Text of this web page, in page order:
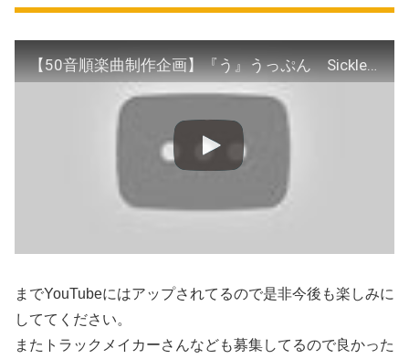
【50音順楽曲制作企画】『う』うっぷん SickleOne リリックビデオ
までYouTubeにはアップされてるので是非今後も楽しみに
しててください。
またトラックメイカーさんなども募集してるので良かった